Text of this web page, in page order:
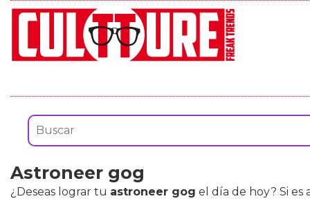
Astroneer gog
¿Deseas lograr tu astroneer gog el día de hoy? Si es